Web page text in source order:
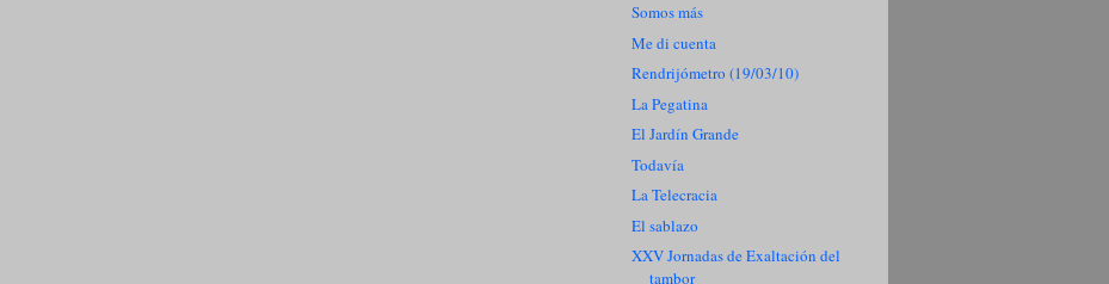
Somos más
Me di cuenta
Rendrijómetro (19/03/10)
La Pegatina
El Jardín Grande
Todavía
La Telecracia
El sablazo
XXV Jornadas de Exaltación del
tambor